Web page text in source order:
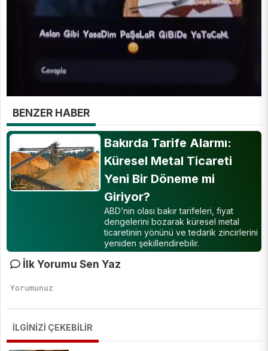
BENZER HABER
Bakırda Tarife Alarmı:
Küresel Metal Ticareti
Yeni Bir Döneme mi
Giriyor?
ABD’nin olası bakır tarifeleri, fiyat
dengelerini bozarak küresel metal
ticaretinin yönünü ve tedarik zincirlerini
yeniden şekillendirebilir.
İlk Yorumu Sen Yaz
İLGİNİZİ ÇEKEBİLİR